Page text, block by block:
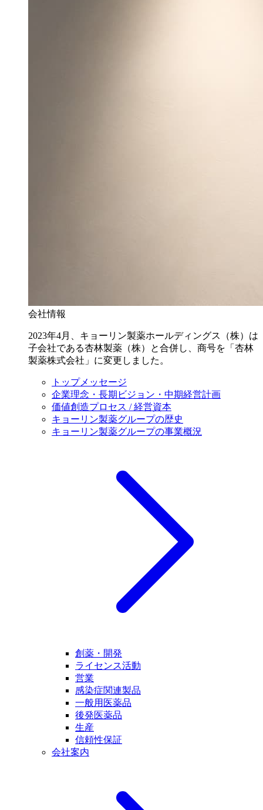
会社情報
2023年4月、キョーリン製薬ホールディングス（株）は
子会社である杏林製薬（株）と合併し、商号を「杏林
製薬株式会社」に変更しました。
トップメッセージ
企業理念・長期ビジョン・中期経営計画
価値創造プロセス / 経営資本
キョーリン製薬グループの歴史
キョーリン製薬グループの事業概況
創薬・開発
ライセンス活動
営業
感染症関連製品
一般用医薬品
後発医薬品
生産
信頼性保証
会社案内